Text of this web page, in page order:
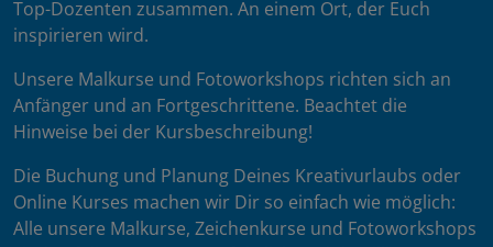
Top-Dozenten zusammen. An einem Ort, der Euch
inspirieren wird.
Unsere Malkurse und Fotoworkshops richten sich an
Anfänger und an Fortgeschrittene. Beachtet die
Hinweise bei der Kursbeschreibung!
Die Buchung und Planung Deines Kreativurlaubs oder
Online Kurses machen wir Dir so einfach wie möglich:
Alle unsere Malkurse, Zeichenkurse und Fotoworkshops